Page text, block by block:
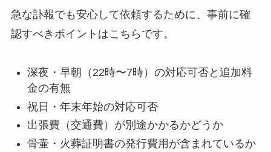
急な訃報でも安心して依頼するために、事前に確
認すべきポイントはこちらです。
深夜・早朝（22時〜7時）の対応可否と追加料
金の有無
祝日・年末年始の対応可否
出張費（交通費）が別途かかるかどうか
骨壷・火葬証明書の発行費用が含まれているか